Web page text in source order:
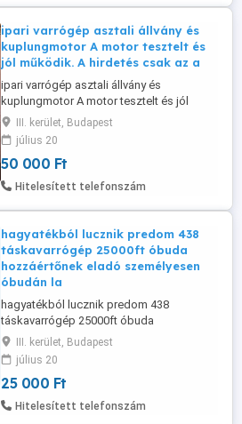
nedves tisztításhoz ...
ipari varrógép asztali állvány és
kuplungmotor A motor tesztelt és
jól működik. A hirdetés csak az a
ipari varrógép asztali állvány és
kuplungmotor A motor tesztelt és jól
működik. A hirdetés csak az asztalra, az
állványra és a motorra vonatkozik, a gép
NEM szerepel a listában. ára 50000ft
személyes átvétel óbudán lakcimemen
súlya miatt min 2 fő kell a cipeléséhez
III. kerület, Budapest
július 20
50 000 Ft
Hitelesített telefonszám
hagyatékból lucznik predom 438
táskavarrógép 25000ft óbuda
hozzáértőnek eladó személyesen
óbudán la
hagyatékból lucznik predom 438
táskavarrógép 25000ft óbuda
hozzáértőnek eladó személyesen óbudán
lakcimemen itt ki is próbálható én nem
értek hozzá ezért csak ha ismered a
kezelését 36 50 104 8272 posta kizárolag
előre fizetés után mpl postán maradó
III. kerület, Budapest
július 20
25 000 Ft
Hitelesített telefonszám